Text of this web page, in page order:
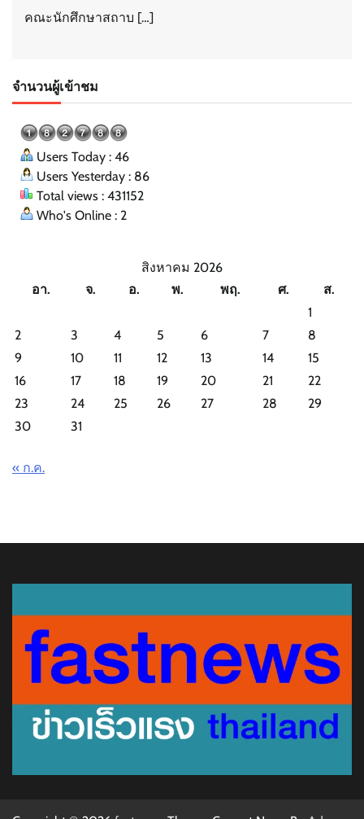
คณะนักศึกษาสถาบ […]
จำนวนผู้เข้าชม
Users Today : 46
Users Yesterday : 86
Total views : 431152
Who's Online : 2
สิงหาคม 2026
อา.
จ. อ. พ. พฤ. ศ.
ส.
1
2
3 4 5 6 7
8
9
10 11 12 13 14
15
16
17 18 19 20 21
22
23
24 25 26 27 28
29
30
31
« ก.ค.